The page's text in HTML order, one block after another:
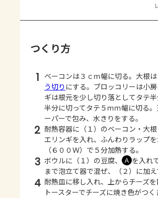
つくり方
1 ベーコンは３ｃｍ幅に切る。大根
う切り にする。ブロッコリーは小
ギは根元を少し切り落としてタテ
半分に切ってタテ５ｍｍ幅に切る
ーパーで包み、水きりをする。
2 耐熱容器に（１）のベーコン・大
エリンギを入れ、ふんわりラップ
（６００Ｗ）で５分加熱する。
3 ボウルに（１）の豆腐、 Ａ を入れ
まで泡立て器で混ぜ、（２）に加え
4 耐熱皿に移し入れ、上からチーズ
トースターでチーズに焼き色がつく